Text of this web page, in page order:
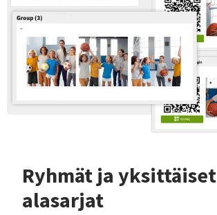
Ryhmät ja yksittäiset
alasarjat